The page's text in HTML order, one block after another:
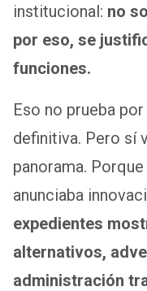
institucional: no
por eso, se
funciones.
Eso no prueba
definitiva. Pero sí
panorama.
anunciaba
expedientes
alternativos,
administración